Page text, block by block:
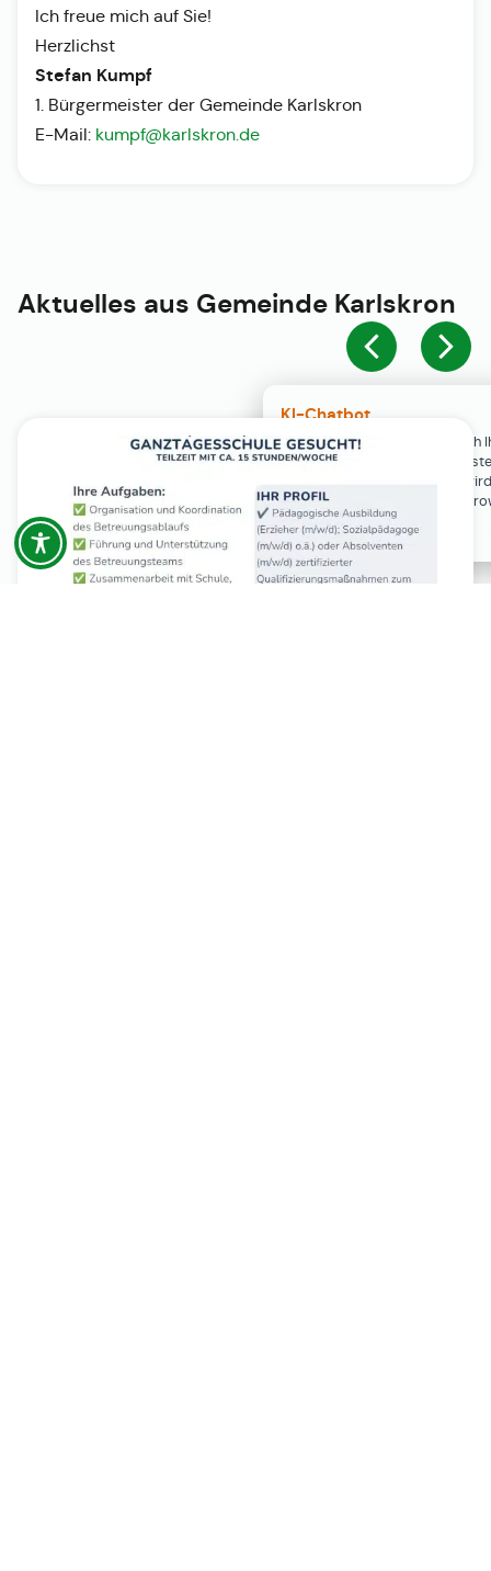
KI-Chatbot
Der KI-Chatbot steht erst nach
Einwilligung in den Cookie-
Verfügung. Der Chat-Verlauf
ausschließlich lokal in Ihrem
gespeichert.
Ich freue mich auf Sie!
Herzlichst
Stefan Kumpf
1. Bürgermeister der Gemeinde Karlskron
E-Mail: kumpf@karlskron.de
Aktuelles aus Gemeinde Karlskron